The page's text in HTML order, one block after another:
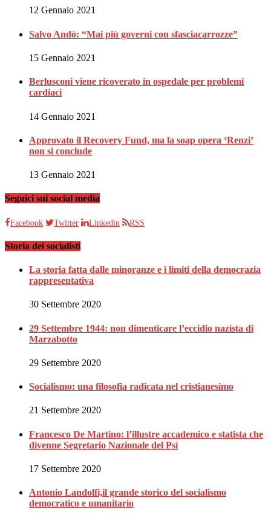
12 Gennaio 2021
Salvo Andò: “Mai più governi con sfasciacarrozze”
15 Gennaio 2021
Berlusconi viene ricoverato in ospedale per problemi
cardiaci
14 Gennaio 2021
Approvato il Recovery Fund, ma la soap opera ‘Renzi’
non si conclude
13 Gennaio 2021
Seguici sui social media
Facebook Twitter Linkedin RSS
Storia dei socialisti
La storia fatta dalle minoranze e i limiti della democrazia
rappresentativa
30 Settembre 2020
29 Settembre 1944: non dimenticare l’eccidio nazista di
Marzabotto
29 Settembre 2020
Socialismo: una filosofia radicata nel cristianesimo
21 Settembre 2020
Francesco De Martino: l’illustre accademico e statista che
divenne Segretario Nazionale del Psi
17 Settembre 2020
Antonio Landolfi,il grande storico del socialismo
democratico e umanitario